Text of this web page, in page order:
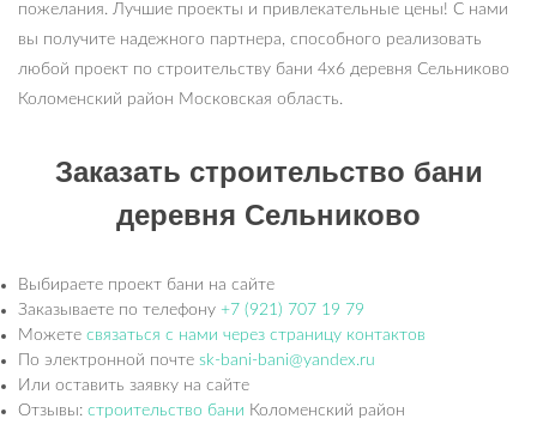
пожелания. Лучшие проекты и привлекательные цены! С нами
вы получите надежного партнера, способного реализовать
любой проект по строительству бани 4х6 деревня Сельниково
Коломенский район Московская область.
Заказать строительство бани
деревня Сельниково
Выбираете проект бани на сайте
Заказываете по телефону +7 (921) 707 19 79
Можете связаться с нами через страницу контактов
По электронной почте sk-bani-bani@yandex.ru
Или оставить заявку на сайте
Отзывы: строительство бани Коломенский район